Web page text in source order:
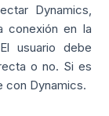
Dynamics,
conexión en la
usuario debe
o no. Si es
con Dynamics.